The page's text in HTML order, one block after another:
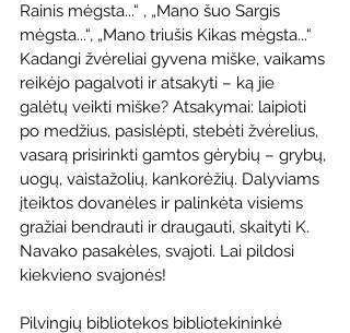
Rainis mėgsta...“ , „Mano šuo Sargis
mėgsta...“, „Mano triušis Kikas mėgsta...“
Kadangi žvėreliai gyvena miške, vaikams
reikėjo pagalvoti ir atsakyti – ką jie
galėtų veikti miške? Atsakymai: laipioti
po medžius, pasislėpti, stebėti žvėrelius,
vasarą prisirinkti gamtos gėrybių – grybų,
uogų, vaistažolių, kankorėžių. Dalyviams
įteiktos dovanėles ir palinkėta visiems
gražiai bendrauti ir draugauti, skaityti K.
Navako pasakėles, svajoti. Lai pildosi
kiekvieno svajonės!
Pilvingių bibliotekos bibliotekininkė